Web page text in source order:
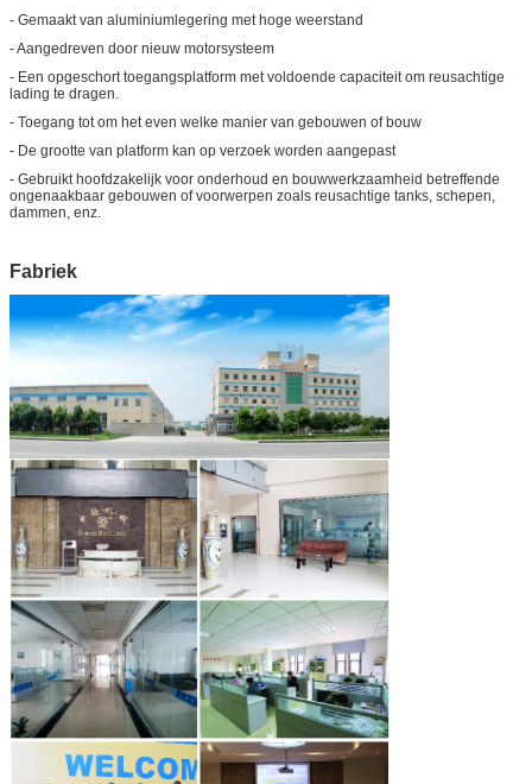
- Gemaakt van aluminiumlegering met hoge weerstand
- Aangedreven door nieuw motorsysteem
- Een opgeschort toegangsplatform met voldoende capaciteit om reusachtige
lading te dragen.
- Toegang tot om het even welke manier van gebouwen of bouw
- De grootte van platform kan op verzoek worden aangepast
- Gebruikt hoofdzakelijk voor onderhoud en bouwwerkzaamheid betreffende
ongenaakbaar gebouwen of voorwerpen zoals reusachtige tanks, schepen,
dammen, enz.
Fabriek